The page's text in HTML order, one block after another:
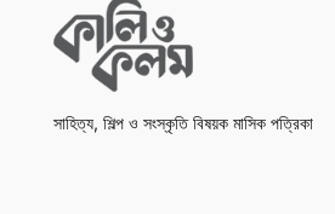
সাহিত্য, শিল্প ও সংস্কৃতি বিষয়ক মাসিক পত্রিকা